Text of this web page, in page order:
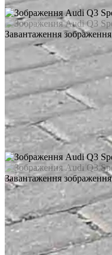
Завантаження зображення
Завантаження зображення